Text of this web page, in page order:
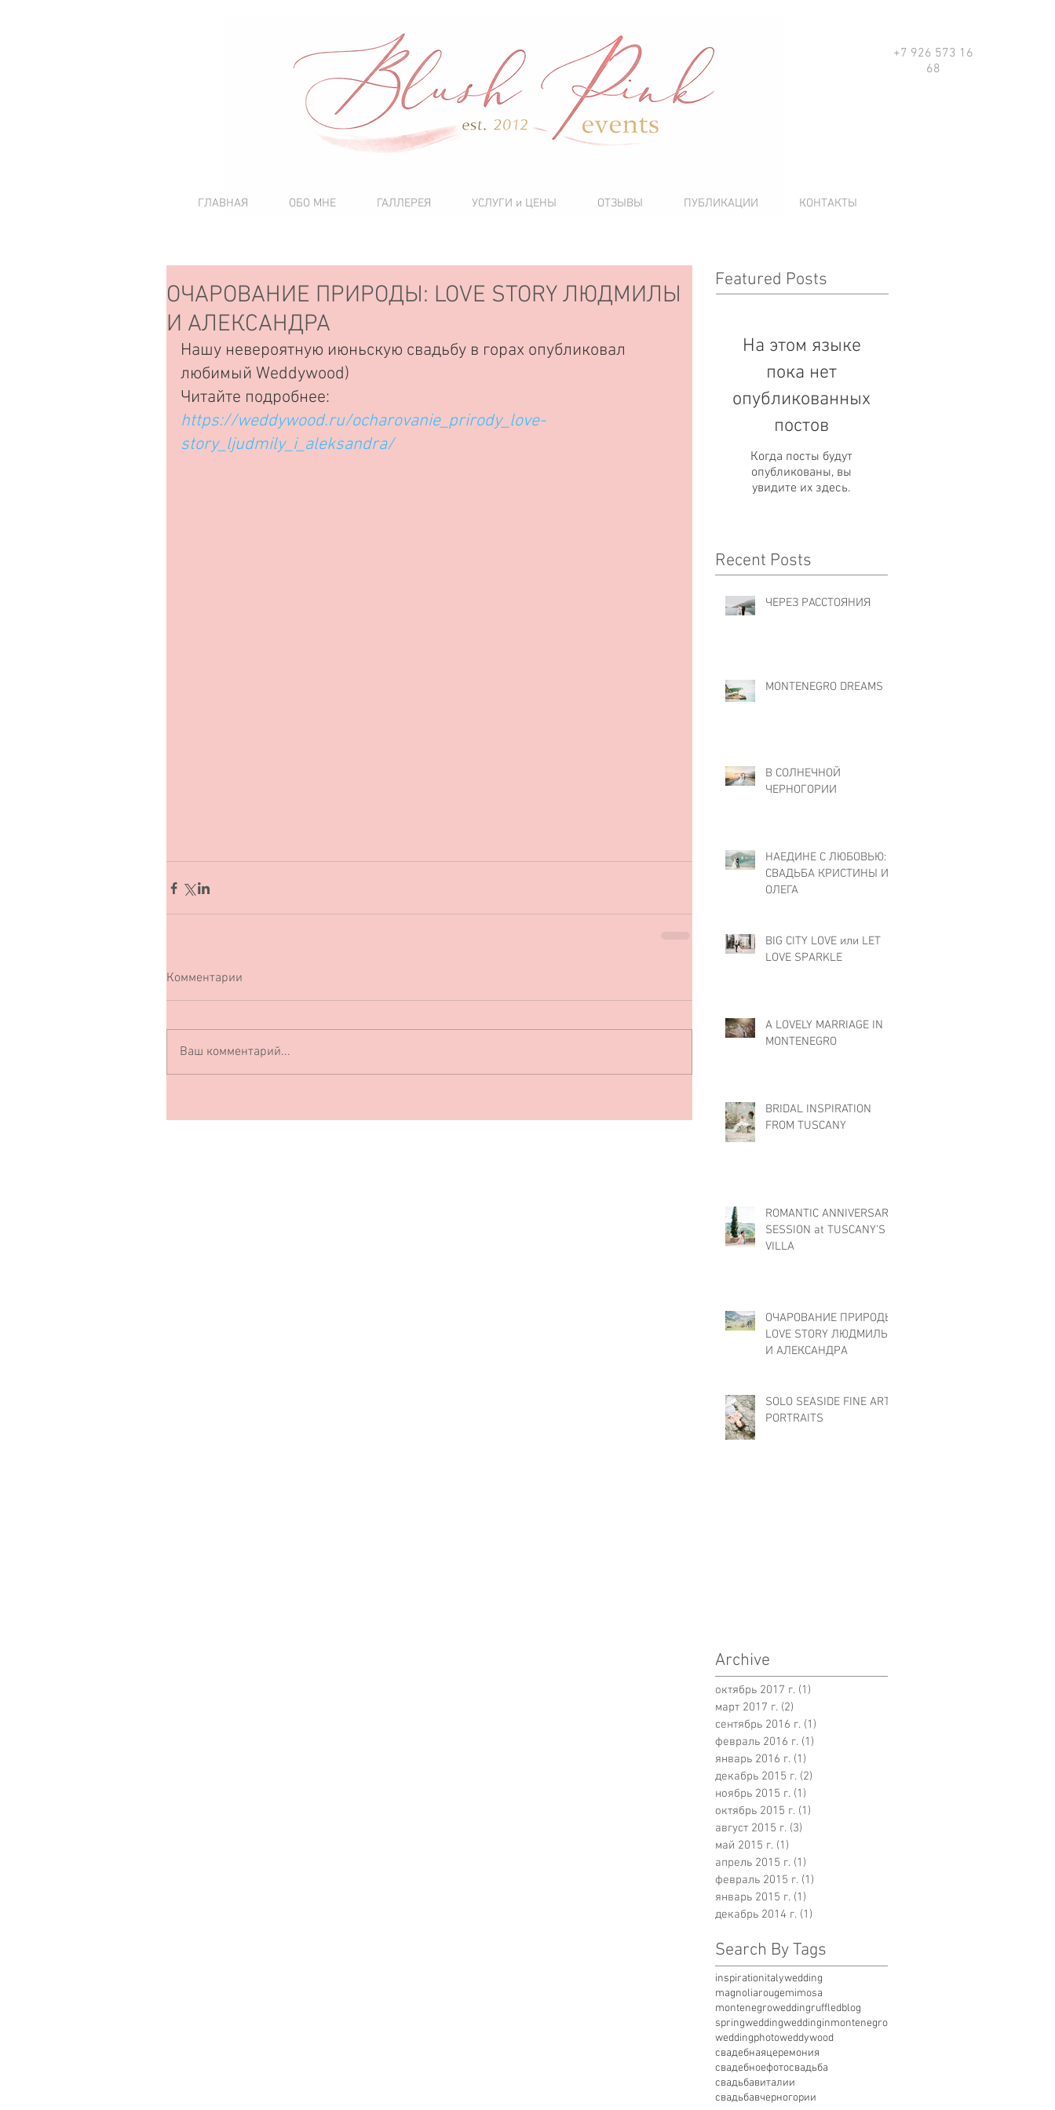
ГЛАВНАЯ ОБО МНЕ ГАЛЛЕРЕЯ УСЛУГИ и ЦЕНЫ ОТЗЫВЫ ПУБЛИКАЦИИ КОНТАКТЫ
+7 926 573 16
68
ОЧАРОВАНИЕ ПРИРОДЫ: LOVE STORY ЛЮДМИЛЫ
И АЛЕКСАНДРА
Нашу невероятную июньскую свадьбу в горах опубликовал
любимый Weddywood)
Читайте подробнее:
https://weddywood.ru/ocharovanie_prirody_love-
story_ljudmily_i_aleksandra/
Комментарии
Ваш комментарий...
Featured Posts
На этом языке
пока нет
опубликованных
постов
Когда посты будут
опубликованы, вы
увидите их здесь.
Recent Posts
ЧЕРЕЗ РАССТОЯНИЯ
MONTENEGRO DREAMS
В СОЛНЕЧНОЙ
ЧЕРНОГОРИИ
НАЕДИНЕ С ЛЮБОВЬЮ:
СВАДЬБА КРИСТИНЫ И
ОЛЕГА
BIG CITY LOVE или LET
LOVE SPARKLE
A LOVELY MARRIAGE IN
MONTENEGRO
BRIDAL INSPIRATION
FROM TUSCANY
ROMANTIC ANNIVERSARY
SESSION at TUSCANY’S
VILLA
ОЧАРОВАНИЕ ПРИРОДЫ:
LOVE STORY ЛЮДМИЛЫ
И АЛЕКСАНДРА
SOLO SEASIDE FINE ART
PORTRAITS
Archive
октябрь 2017 г. (1)
март 2017 г. (2)
сентябрь 2016 г. (1)
февраль 2016 г. (1)
январь 2016 г. (1)
декабрь 2015 г. (2)
ноябрь 2015 г. (1)
октябрь 2015 г. (1)
август 2015 г. (3)
май 2015 г. (1)
апрель 2015 г. (1)
февраль 2015 г. (1)
январь 2015 г. (1)
декабрь 2014 г. (1)
Search By Tags
inspirationitalywedding
magnoliarougemimosa
montenegroweddingruffledblog
springweddingweddinginmontenegro
weddingphotoweddywood
свадебнаяцеремония
свадебноефотосвадьба
свадьбавиталии
свадьбавчерногории